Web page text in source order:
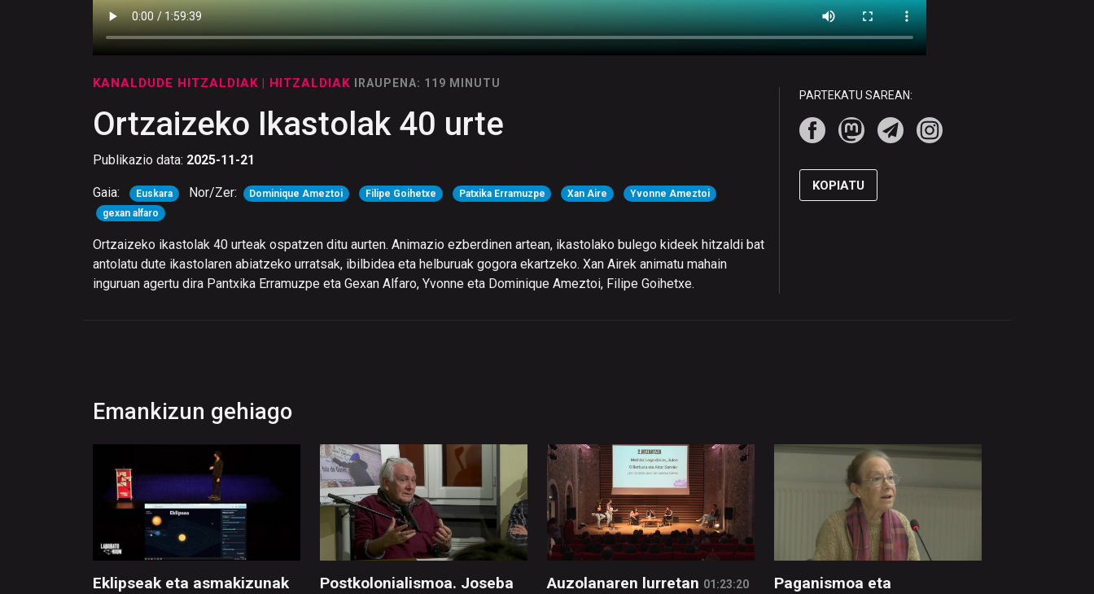
KANALDUDE HITZALDIAK | HITZALDIAK IRAUPENA: 119 MINUTU
Ortzaizeko Ikastolak 40 urte
Publikazio data: 2025-11-21
Gaia: Euskara Nor/Zer: Dominique Ameztoi Filipe Goihetxe Patxika Erramuzpe Xan Aire
Yvonne Ameztoi
gexan alfaro
Ortzaizeko ikastolak 40 urteak ospatzen ditu aurten. Animazio ezberdinen artean, ikastolako bulego kideek hitzaldi bat
antolatu dute ikastolaren abiatzeko urratsak, ibilbidea eta helburuak gogora ekartzeko. Xan Airek animatu mahain
inguruan agertu dira Pantxika Erramuzpe eta Gexan Alfaro, Yvonne eta Dominique Ameztoi, Filipe Goihetxe.
PARTEKATU SAREAN:
KOPIATU
Emankizun gehiago
Eklipseak eta asmakizunak
Postkolonialismoa. Joseba
Auzolanaren lurretan 01:23:20
Paganismoa eta